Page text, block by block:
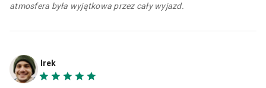
atmosfera była wyjątkowa przez cały wyjazd.
Irek